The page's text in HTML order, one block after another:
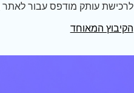
לרכישת עותק מודפס עבור לאתר
הקיבוץ המאוחד